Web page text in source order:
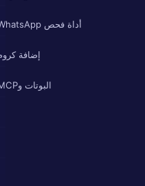
أداة فحص WhatsApp
إضافة كروم
البوتات وMCP